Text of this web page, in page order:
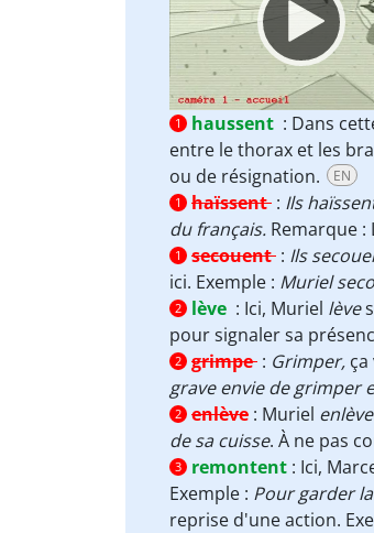
1 haussent : Dans
entre le thorax et les
ou de résignation.
EN
1 haïssent : Ils
du français. Remarque :
1 secouent : Ils
ici. Exemple : Muriel
2 lève : Ici, Muriel lève
pour signaler sa
2 grimpe : Grimper,
grave envie de grimper
2 enlève : Muriel enlève
de sa cuisse. À ne pas
3 remontent : Ici,
Exemple : Pour garder
reprise d'une action.